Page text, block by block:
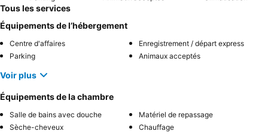
Tous les services
Équipements de l’hébergement
Centre d'affaires
Enregistrement / départ express
Parking
Animaux acceptés
Voir plus
Équipements de la chambre
Salle de bains avec douche
Matériel de repassage
Sèche-cheveux
Chauffage